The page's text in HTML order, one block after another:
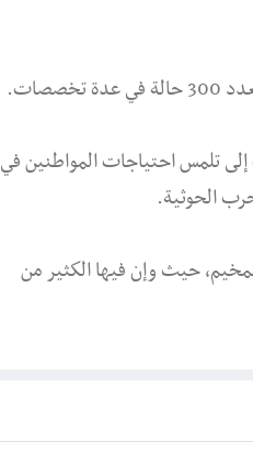
تلمس احتياجات المواطنين في
الحوثية.
حيث وإن فيها الكثير من